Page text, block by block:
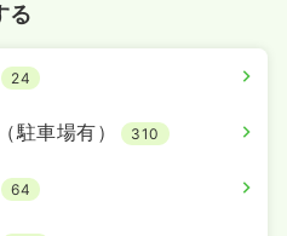
る
24
駐車場有） 310
64